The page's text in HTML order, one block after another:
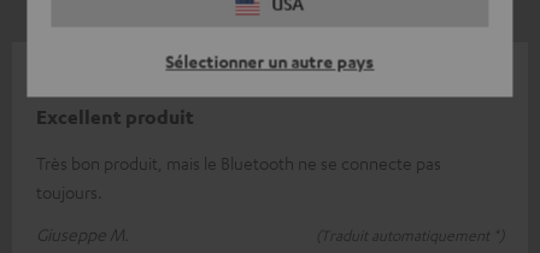
Sélectionner un autre pays
Excellent produit
Très bon produit, mais le Bluetooth ne se connecte pas
toujours.
Giuseppe M.
(Traduit automatiquement *)